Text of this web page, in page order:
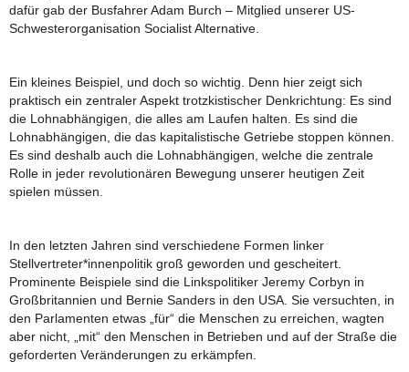
dafür gab der Busfahrer Adam Burch – Mitglied unserer US-
Schwesterorganisation Socialist Alternative.
Ein kleines Beispiel, und doch so wichtig. Denn hier zeigt sich
praktisch ein zentraler Aspekt trotzkistischer Denkrichtung: Es sind
die Lohnabhängigen, die alles am Laufen halten. Es sind die
Lohnabhängigen, die das kapitalistische Getriebe stoppen können.
Es sind deshalb auch die Lohnabhängigen, welche die zentrale
Rolle in jeder revolutionären Bewegung unserer heutigen Zeit
spielen müssen.
In den letzten Jahren sind verschiedene Formen linker
Stellvertreter*innenpolitik groß geworden und gescheitert.
Prominente Beispiele sind die Linkspolitiker Jeremy Corbyn in
Großbritannien und Bernie Sanders in den USA. Sie versuchten, in
den Parlamenten etwas „für“ die Menschen zu erreichen, wagten
aber nicht, „mit“ den Menschen in Betrieben und auf der Straße die
geforderten Veränderungen zu erkämpfen.